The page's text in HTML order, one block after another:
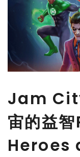
Jam
宙的益
Heroes